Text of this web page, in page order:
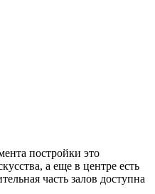
постройки это
а еще в центре есть
часть залов доступна